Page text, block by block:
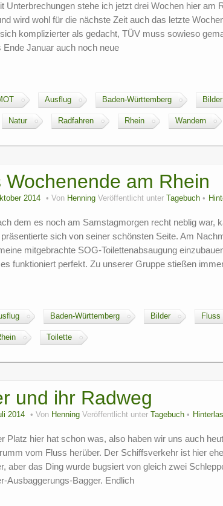
Unterbrechungen stehe ich jetzt drei Wochen hier am
wird wohl für die nächste Zeit auch das letzte
komplizierter als gedacht, TÜV muss sowieso
Ende Januar auch noch neue
Ausflug Baden-Württemberg Bilder
Natur Radfahren Rhein Wandern
Wochenende am Rhein
2014 Von Henning Veröffentlicht unter Tagebuch
dem es noch am Samstagmorgen recht neblig war,
sich von seiner schönsten Seite. Am
mitgebrachte SOG-Toilettenabsaugung
funktioniert perfekt. Zu unserer Gruppe stießen
Baden-Württemberg Bilder Fluss
Toilette
und ihr Radweg
2014 Von Henning Veröffentlicht unter Tagebuch
Platz hier hat schon was, also haben wir uns auch
vom Fluss herüber. Der Schiffsverkehr ist hier
aber das Ding wurde bugsiert von gleich zwei
Ausbaggerungs-Bagger. Endlich